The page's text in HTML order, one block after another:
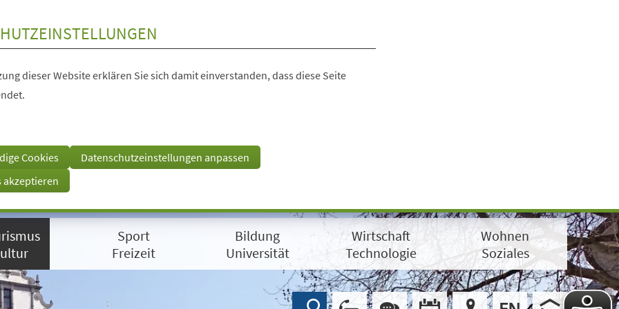
dieser Website erklären Sie sich damit einverstanden, dass diese Seite
Cookies
Datenschutzeinstellungen anpassen
akzeptieren
Sport
Freizeit
Bildung
Universität
Wirtschaft
Technologie
Wohnen
Soziales